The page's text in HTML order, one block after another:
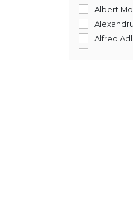
2008
2007
2006
2005
Albert
Alfred
Alina